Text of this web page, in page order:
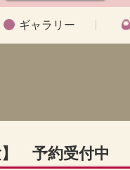
ギャラリー
】 予約受付中